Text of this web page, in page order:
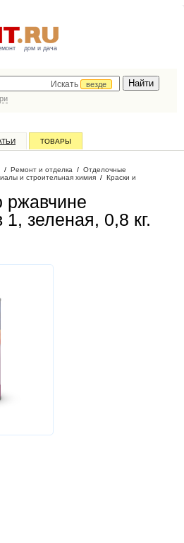
дом и дача
Искать
везде
ТОВАРЫ
/ Ремонт и отделка / Отделочные
и строительная химия / Краски и
ржавчине
зеленая, 0,8 кг.